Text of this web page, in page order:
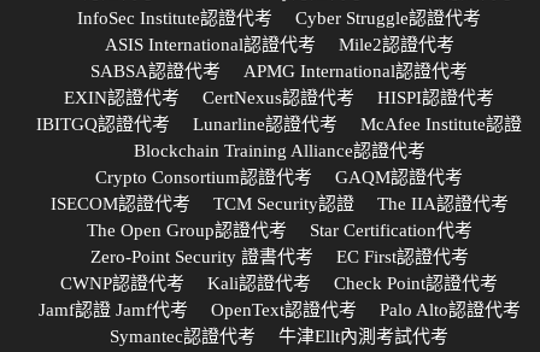
InfoSec Institute認證代考
Cyber Struggle認證代考
ASIS International認證代考
Mile2認證代考
SABSA認證代考
APMG International認證代考
EXIN認證代考
CertNexus認證代考
HISPI認證代考
IBITGQ認證代考
Lunarline認證代考
McAfee Institute認證
Blockchain Training Alliance認證代考
Crypto Consortium認證代考
GAQM認證代考
ISECOM認證代考
TCM Security認證
The IIA認證代考
The Open Group認證代考
Star Certification代考
Zero-Point Security 證書代考
EC First認證代考
CWNP認證代考
Kali認證代考
Check Point認證代考
Jamf認證 Jamf代考
OpenText認證代考
Palo Alto認證代考
Symantec認證代考
牛津Ellt內測考試代考